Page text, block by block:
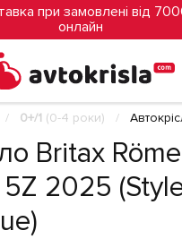
при замовлені від
онлайн
0+/1 (0-4 роки)
Britax
5Z 2025